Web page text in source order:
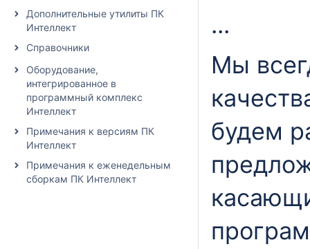
Дополнительные утилиты ПК
Интеллект
Справочники
Оборудование,
интегрированное в
программный комплекс
Интеллект
Примечания к версиям ПК
Интеллект
Примечания к еженедельным
сборкам ПК Интеллект
...
Мы
будем